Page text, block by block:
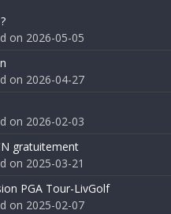
on 2026-05-05
on 2026-04-27
on 2026-02-03
gratuitement
on 2025-03-21
PGA Tour-LivGolf
on 2025-02-07